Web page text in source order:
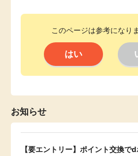
このページは参考になり
お知らせ
【要エントリー】ポイント交換で